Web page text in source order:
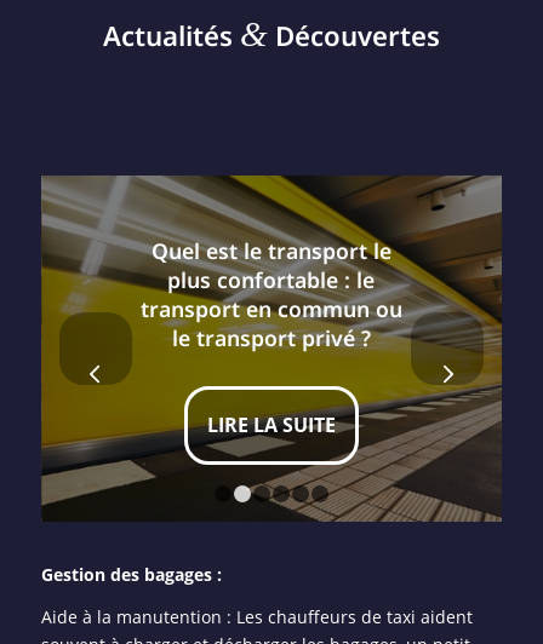
Actualités &Découvertes
Quel est le transport le
plus confortable : le
transport en commun ou
le transport privé ?
LIRE LA SUITE
Suivant
1 2 3 4 5 6
Gestion des bagages :
Aide à la manutention : Les chauffeurs de taxi aident